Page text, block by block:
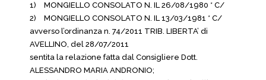
1)
MONGIELLO CONSOLATO N. IL 26/08/1980 * C/
2)
MONGIELLO CONSOLATO N. IL 13/03/1981 * C/
avverso l’ordinanza n. 74/2011 TRIB. LIBERTA’ di
AVELLINO, del 28/07/2011
sentita la relazione fatta dal Consigliere Dott.
ALESSANDRO MARIA ANDRONIO;